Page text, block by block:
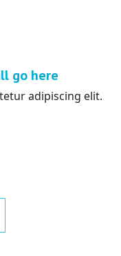
go here
adipiscing elit.